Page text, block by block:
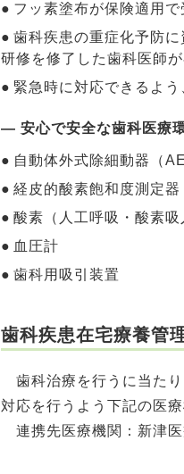
フッ素塗布が保険適用で
歯科疾患の重症化予防
研修を修了した歯科医師
緊急時に対応できるよ
― 安心で安全な歯科医療
自動体外式除細動器（
経皮的酸素飽和度測定器
酸素（人工呼吸・酸素吸
血圧計
歯科用吸引装置
歯科疾患在宅療養管
歯科治療を行うに当たり
対応を行うよう下記の医
連携先医療機関：新津医